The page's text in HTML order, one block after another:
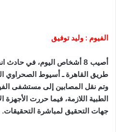
الفيوم : وليد توفيق
أصيب 8 أشخاص اليوم، في
طريق القاهرة ـ أسيوط الصحراوي
وتم نقل المصابين إلى مستشفى
الطبية اللازمة، فيما حررت الأجهزة
جهات التحقيق لمباشرة التحقيقات.